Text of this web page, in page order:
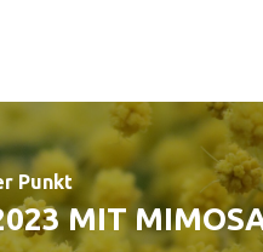
Punkt
MIT